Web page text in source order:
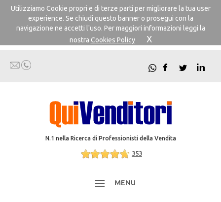
Utilizziamo Cookie propri e di terze parti per migliorare la tua user
experience. Se chiudi questo banner o prosegui con la
navigazione ne accetti l'uso. Per maggiori informazioni leggi la
nostra Cookies Policy X
N.1 nella Ricerca di Professionisti della Vendita
353
MENU